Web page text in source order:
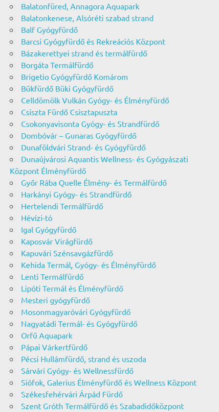
Balatonfüred, Annagora Aquapark
Balatonkenese, Alsóréti szabad strand
Balf Gyógyfürdő
Barcsi Gyógyfürdő és Rekreációs Központ
Bázakerettyei strand és termálfürdő
Borgáta Termálfürdő
Brigetio Gyógyfürdő Komárom
Bükfürdő Büki Gyógyfürdő
Celldömölk Vulkán Gyógy- és Élményfürdő
Csiszta Fürdő Csisztapuszta
Csokonyavisonta Gyógy- és Strandfürdő
Dombóvár – Gunaras Gyógyfürdő
Dunaföldvári Strand- és Gyógyfürdő
Dunaújvárosi Aquantis Wellness- és Gyógyászati
Központ Élményfürdő
Győr Rába Quelle Élmény- és Termálfürdő
Harkányi Gyógy- és Strandfürdő
Hertelendi Termálfürdő
Hévízi-tó
Igal Gyógyfürdő
Kaposvár Virágfürdő
Kapuvári Szénsavgázfürdő
Kehida Termál, Gyógy- és Élményfürdő
Lenti Termálfürdő
Lipóti Termál és Élményfürdő
Mesteri gyógyfürdő
Mosonmagyaróvári Gyógyfürdő
Nagyatádi Termál- és Gyógyfürdő
Orfű Aquapark
Pápai Várkertfürdő
Pécsi Hullámfürdő, strand és uszoda
Sárvári Gyógy- és Wellnessfürdő
Siófok, Galerius Élményfürdő és Wellness Központ
Székesfehérvári Árpád Fürdő
Szent Gróth Termálfürdő és Szabadidőközpont